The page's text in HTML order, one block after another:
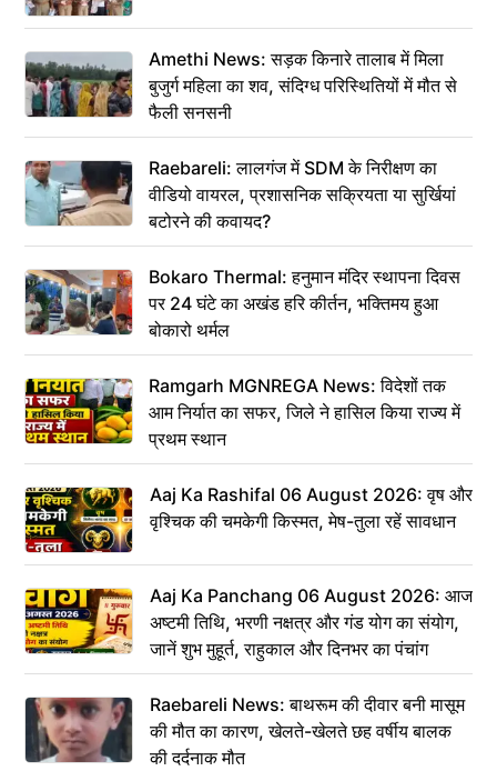
Amethi News: सड़क किनारे तालाब में मिला
बुजुर्ग महिला का शव, संदिग्ध परिस्थितियों में मौत से
फैली सनसनी
Raebareli: लालगंज में SDM के निरीक्षण का
वीडियो वायरल, प्रशासनिक सक्रियता या सुर्खियां
बटोरने की कवायद?
Bokaro Thermal: हनुमान मंदिर स्थापना दिवस
पर 24 घंटे का अखंड हरि कीर्तन, भक्तिमय हुआ
बोकारो थर्मल
Ramgarh MGNREGA News: विदेशों तक
आम निर्यात का सफर, जिले ने हासिल किया राज्य में
प्रथम स्थान
Aaj Ka Rashifal 06 August 2026: वृष और
वृश्चिक की चमकेगी किस्मत, मेष-तुला रहें सावधान
Aaj Ka Panchang 06 August 2026: आज
अष्टमी तिथि, भरणी नक्षत्र और गंड योग का संयोग,
जानें शुभ मुहूर्त, राहुकाल और दिनभर का पंचांग
Raebareli News: बाथरूम की दीवार बनी मासूम
की मौत का कारण, खेलते-खेलते छह वर्षीय बालक
की दर्दनाक मौत